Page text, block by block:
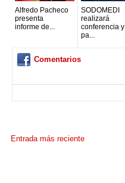
Alfredo Pacheco
presenta
informe de...
SODOMEDI
realizará
conferencia y
pa...
Comentarios
Entrada más reciente